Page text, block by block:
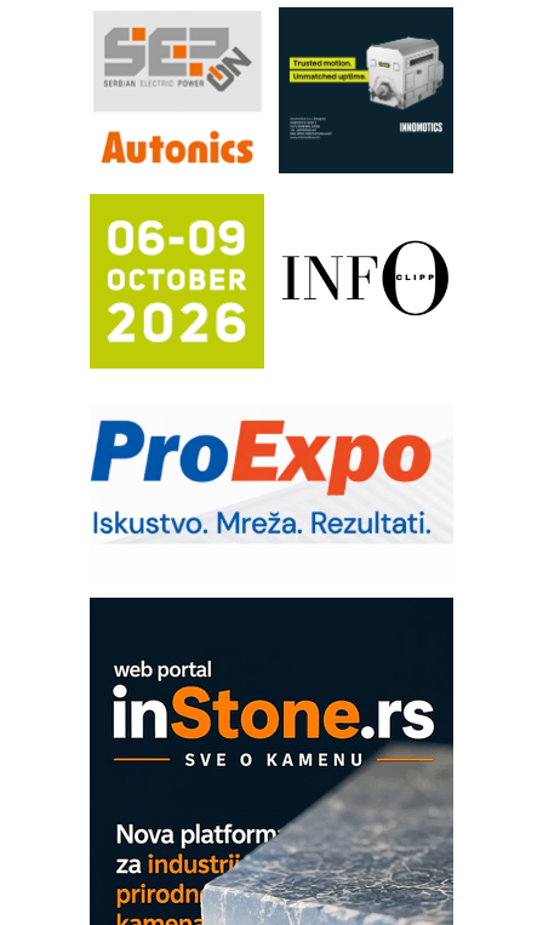
RILINEX kompanije Rittal
FANUC: Najbolje za vašu pametnu
automatizaciju
Efikasno upravljanje energijom
Automatizacija pakovanja · Display
Proizvodnja iC7 Hybrid 1500 VDC
mrežnog pretvarača sa tečnim
hlađenjem
Potpuna efikasnost bez složenih
sistema
IB BLUMENAUER - više od 40 godina
poverenja u industriji
RMQ-TITAN ADVANCED INDICATOR
– Pametna signalizacija za efikasnije
upravljanje mašinama
EVOKS Maintenance Management
ROSA i SCHUNK podižu proizvodnju
na viši nivo
Detekcija različitih oblika
MAREX - Lim i mašine za savremena